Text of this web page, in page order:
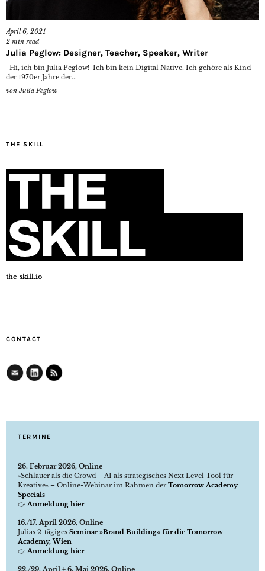
April 6, 2021
2 min read
Julia Peglow: Designer, Teacher, Speaker, Writer
Hi, ich bin Julia Peglow! Ich bin kein Digital Native. Ich gehöre als Kind
der 1970er Jahre der...
vonJulia Peglow
THE SKILL
the-skill.io
CONTACT
TERMINE
26. Februar 2026, Online
»Schlauer als die Crowd – AI als strategisches Next Level Tool für
Kreative« – Online-Webinar im Rahmen der Tomorrow Academy
Specials
👉Anmeldung hier
16./17. April 2026, Online
Julias 2-tägiges Seminar »Brand Building« für die Tomorrow
Academy, Wien
👉Anmeldung hier
22./29. April + 6. Mai 2026, Online